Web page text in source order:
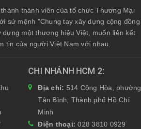
thành viên của tổ chức Thương Mại
sứ mệnh "Chung tay xây dựng cộng đồng
một thương hiệu Việt, muốn liên kết
tin của người Việt Nam với nhau.
CHI NHÁNH HCM 2
Địa chỉ: 514 Cộng Hòa, phường
Tân Bình, Thành phố Hồ Chí
Minh
Điện thoại:028 3810 0929